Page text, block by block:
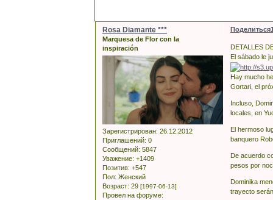
Поделиться
Rosa Diamante ***
Marquesa de Flor con la
inspiración
Зарегистрирован: 26.12.2012
Приглашений: 0
Сообщений: 5847
Уважение: +1409
Позитив: +547
Пол: Женский
Возраст: 29 [1997-06-13]
Провел на форуме:
DETALLES
El sábado le
Hay mucho
Gortari, el
Incluso,
locales, en
El hermoso
banquero
De acuerdo
pesos por
Dominika
trayecto